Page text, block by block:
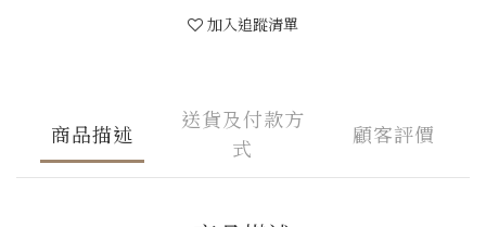
加入追蹤清單
商品描述
送貨及付款方
式
顧客評價